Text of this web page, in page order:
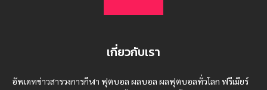
เกี่ยวกับเรา
อัพเดทข่าวสารวงการกีฬา ฟุตบอล ผลบอล ผลฟุตบอลทั่วโลก ฟรีเมียร์